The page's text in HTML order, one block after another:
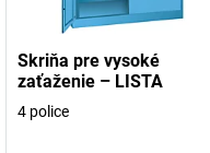
Skriňa pre vysoké
zaťaženie – LISTA
4 police